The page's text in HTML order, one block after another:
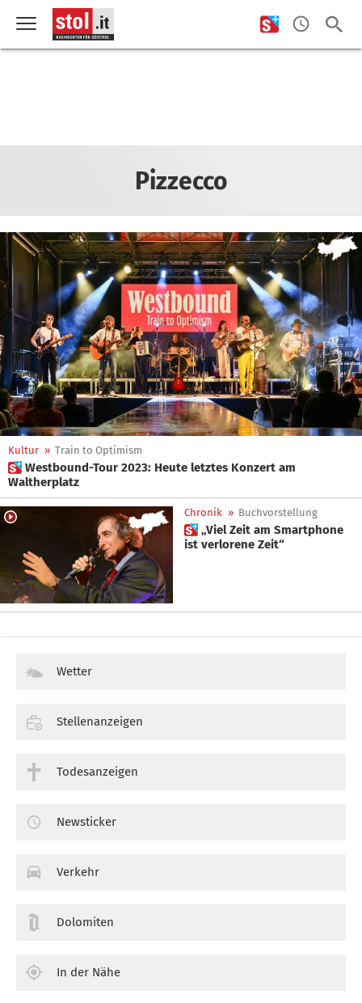
Pizzecco
Kultur » Train to Optimism
 Westbound-Tour 2023: Heute letztes Konzert am
Waltherplatz
Chronik » Buchvorstellung
 „Viel Zeit am Smartphone
ist verlorene Zeit“
Wetter
Stellenanzeigen
Todesanzeigen
Newsticker
Verkehr
Dolomiten
In der Nähe